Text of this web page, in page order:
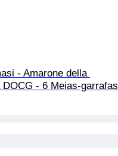
- Amarone della
DOCG - 6 Meias-garrafas